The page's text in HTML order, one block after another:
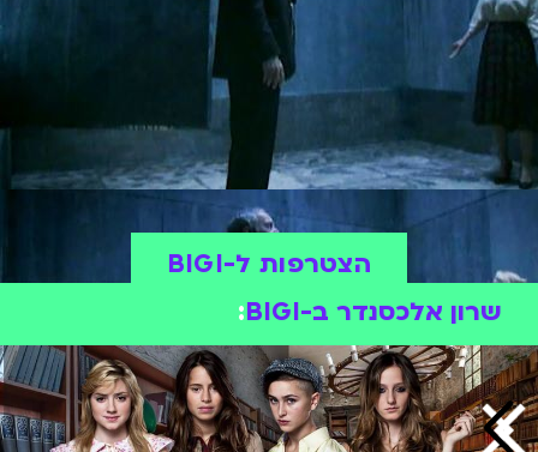
הצטרפות ל-BIGI
שרון אלכסנדר ב-BIGI
: